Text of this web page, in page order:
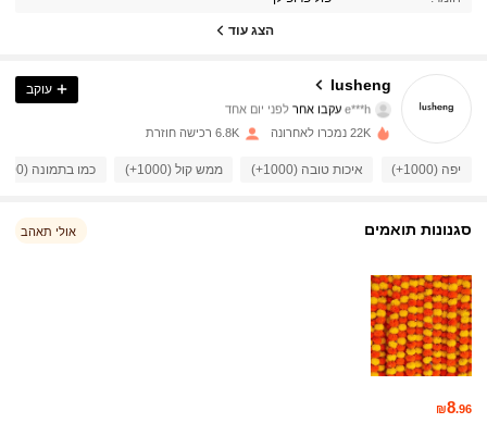
הצג עוד
lusheng
951 עוקבים
4.90 951 עוקבים
עוקב
22K נמכרו לאחרונה 6.8K רכישה חוזרת
יפה (1000+) איכות טובה (1000+) ממש קול (1000+) כמו בתמונה (800+)
סגנונות תואמים אולי תאהב
₪8.96